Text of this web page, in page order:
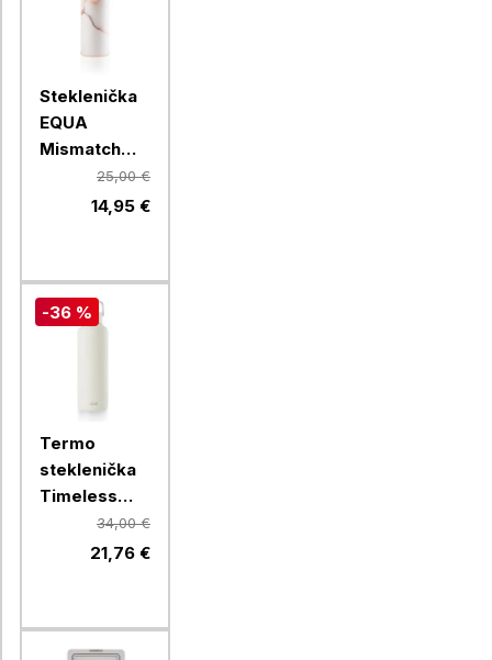
Steklenička
EQUA
Mismatch
Lava, 750 ml
25,00 €
14,95 €
-36 %
Termo
steklenička
Timeless
Equa, 600
ml, bela
34,00 €
21,76 €